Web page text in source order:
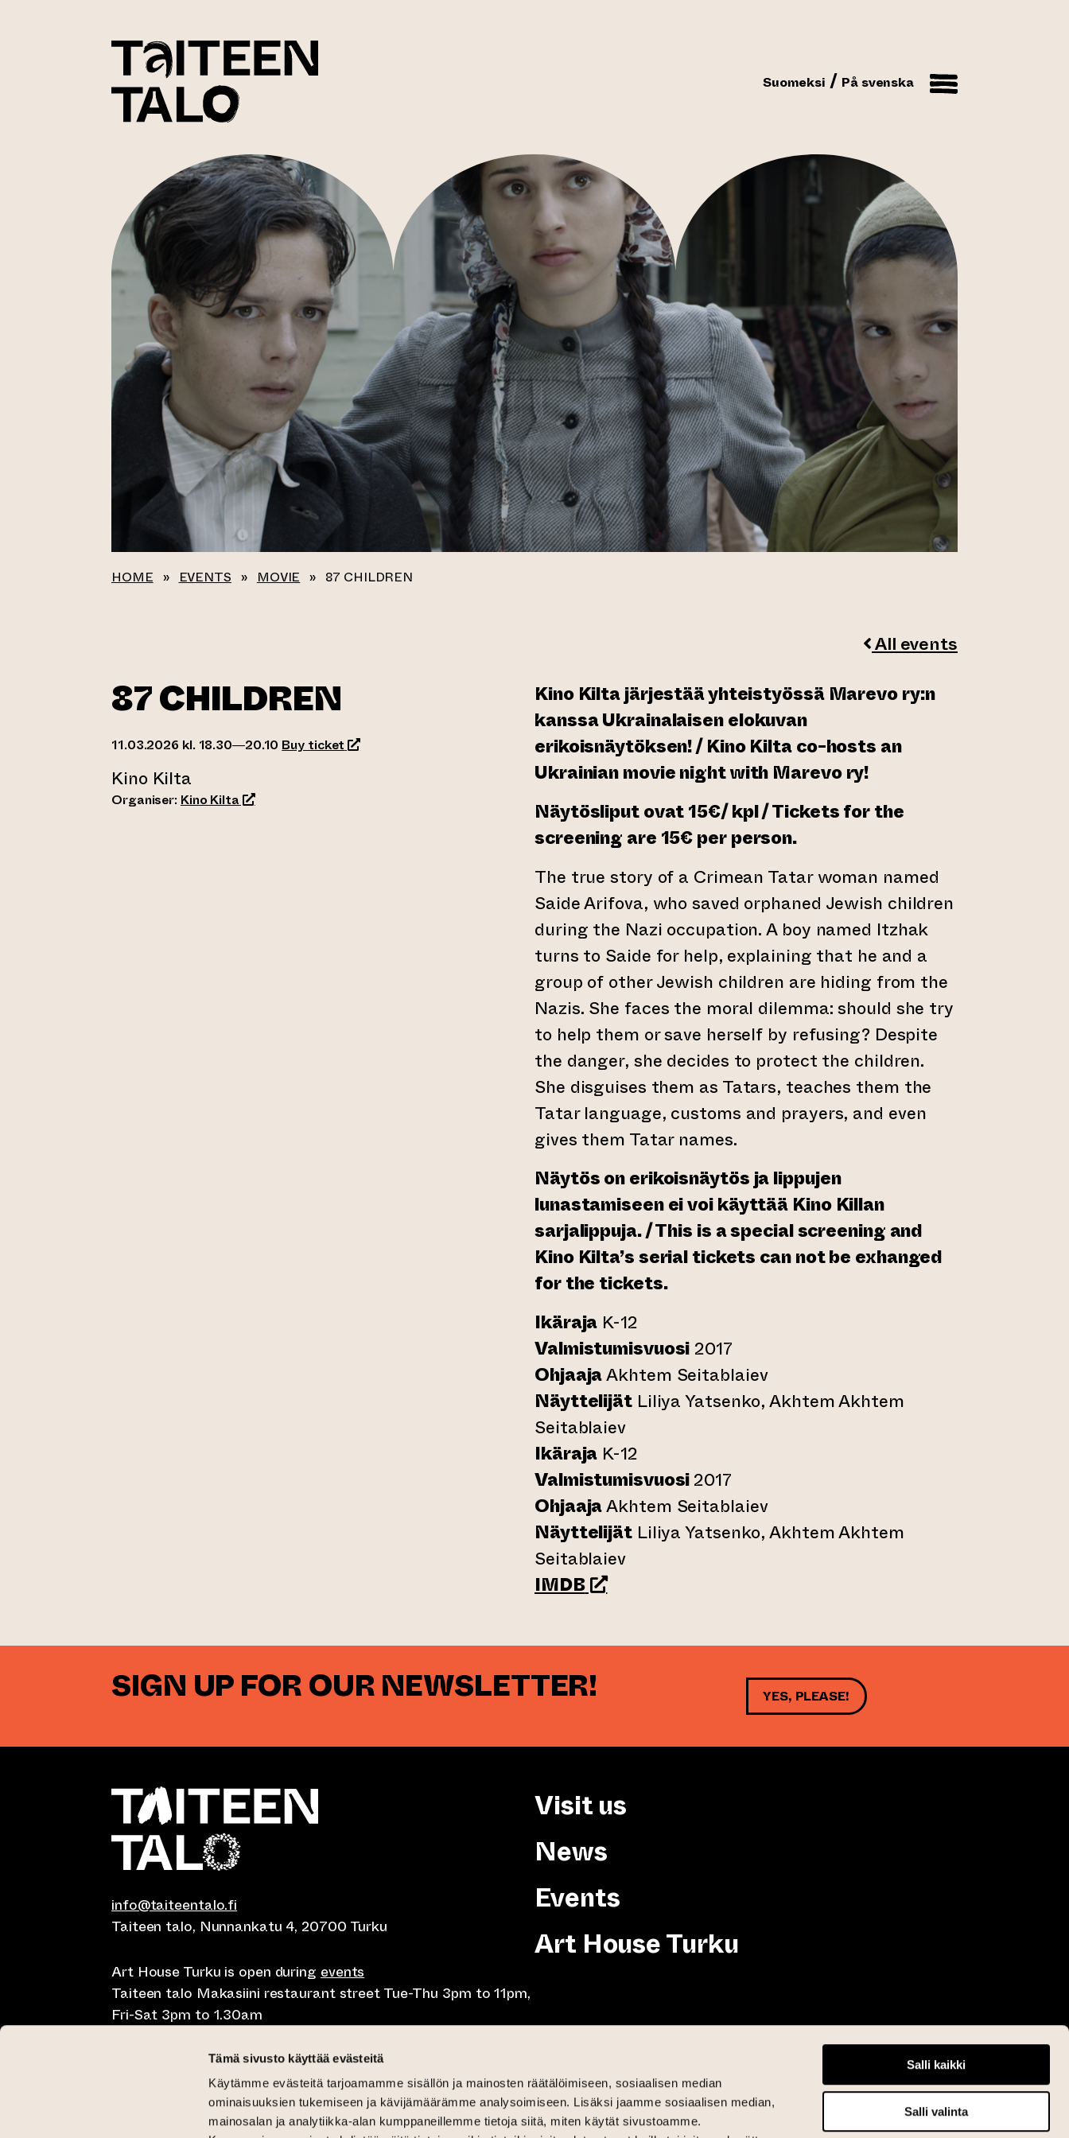
Tämä sivusto käyttää evästeitä
Käytämme evästeitä tarjoamamme sisällön ja mainosten räätälöimiseen, sosiaalisen median
ominaisuuksien tukemiseen ja kävijämäärämme analysoimiseen. Lisäksi jaamme sosiaalisen median,
mainosalan ja analytiikka-alan kumppaneillemme tietoja siitä, miten käytät sivustoamme.
Salli kaikki
Salli valinta
Suomeksi På svenska
HOME » EVENTS » MOVIE » 87 CHILDREN
All events
87 CHILDREN
11.03.2026 kl. 18.30—20.10 Buy ticket (opens an external website)
Kino Kilta
Organiser: Kino Kilta(opens an external website)
Kino Kilta järjestää yhteistyössä Marevo ry:n
kanssa Ukrainalaisen elokuvan
erikoisnäytöksen! / Kino Kilta co-hosts an
Ukrainian movie night with Marevo ry!
Näytösliput ovat 15€/ kpl / Tickets for the
screening are 15€ per person.
The true story of a Crimean Tatar woman named
Saide Arifova, who saved orphaned Jewish children
during the Nazi occupation. A boy named Itzhak
turns to Saide for help, explaining that he and a
group of other Jewish children are hiding from the
Nazis. She faces the moral dilemma: should she try
to help them or save herself by refusing? Despite
the danger, she decides to protect the children.
She disguises them as Tatars, teaches them the
Tatar language, customs and prayers, and even
gives them Tatar names.
Näytös on erikoisnäytös ja lippujen
lunastamiseen ei voi käyttää Kino Killan
sarjalippuja. / This is a special screening and
Kino Kilta’s serial tickets can not be exhanged
for the tickets.
Ikäraja K-12
Valmistumisvuosi 2017
OhjaajaAkhtem Seitablaiev
NäyttelijätLiliya Yatsenko, Akhtem Akhtem
Seitablaiev
Ikäraja K-12
Valmistumisvuosi2017
OhjaajaAkhtem Seitablaiev
NäyttelijätLiliya Yatsenko, Akhtem Akhtem
Seitablaiev
IMDB(opens an external website)
SIGN UP FOR OUR NEWSLETTER! YES, PLEASE!
info@taiteentalo.fi
Taiteen talo, Nunnankatu 4, 20700 Turku
Art House Turku is open during events
Taiteen talo Makasiini restaurant street Tue-Thu 3pm to 11pm,
Fri-Sat 3pm to 1.30am
Café Elephanten Sun-Mon 10am to 8pm, Tue-Thu 10am to
11pm, Fri-Sat 10am to 1.30am
Restaurant Pegasus Taiteen talo Mon-Fri lunch 10.30-15,
Saturday lunch 11am to 3pm and Sunday brunch 11am until 3pm
Visit us
News
Events
Art House Turku